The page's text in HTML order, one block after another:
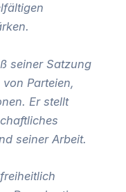
seiner Satzung
Parteien,
Er stellt
seiner Arbeit.